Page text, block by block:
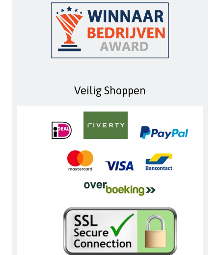
Veilig Shoppen